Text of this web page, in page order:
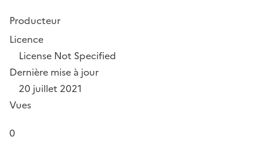
Producteur
Licence
License Not Specified
Dernière mise à jour
20 juillet 2021
Vues
0